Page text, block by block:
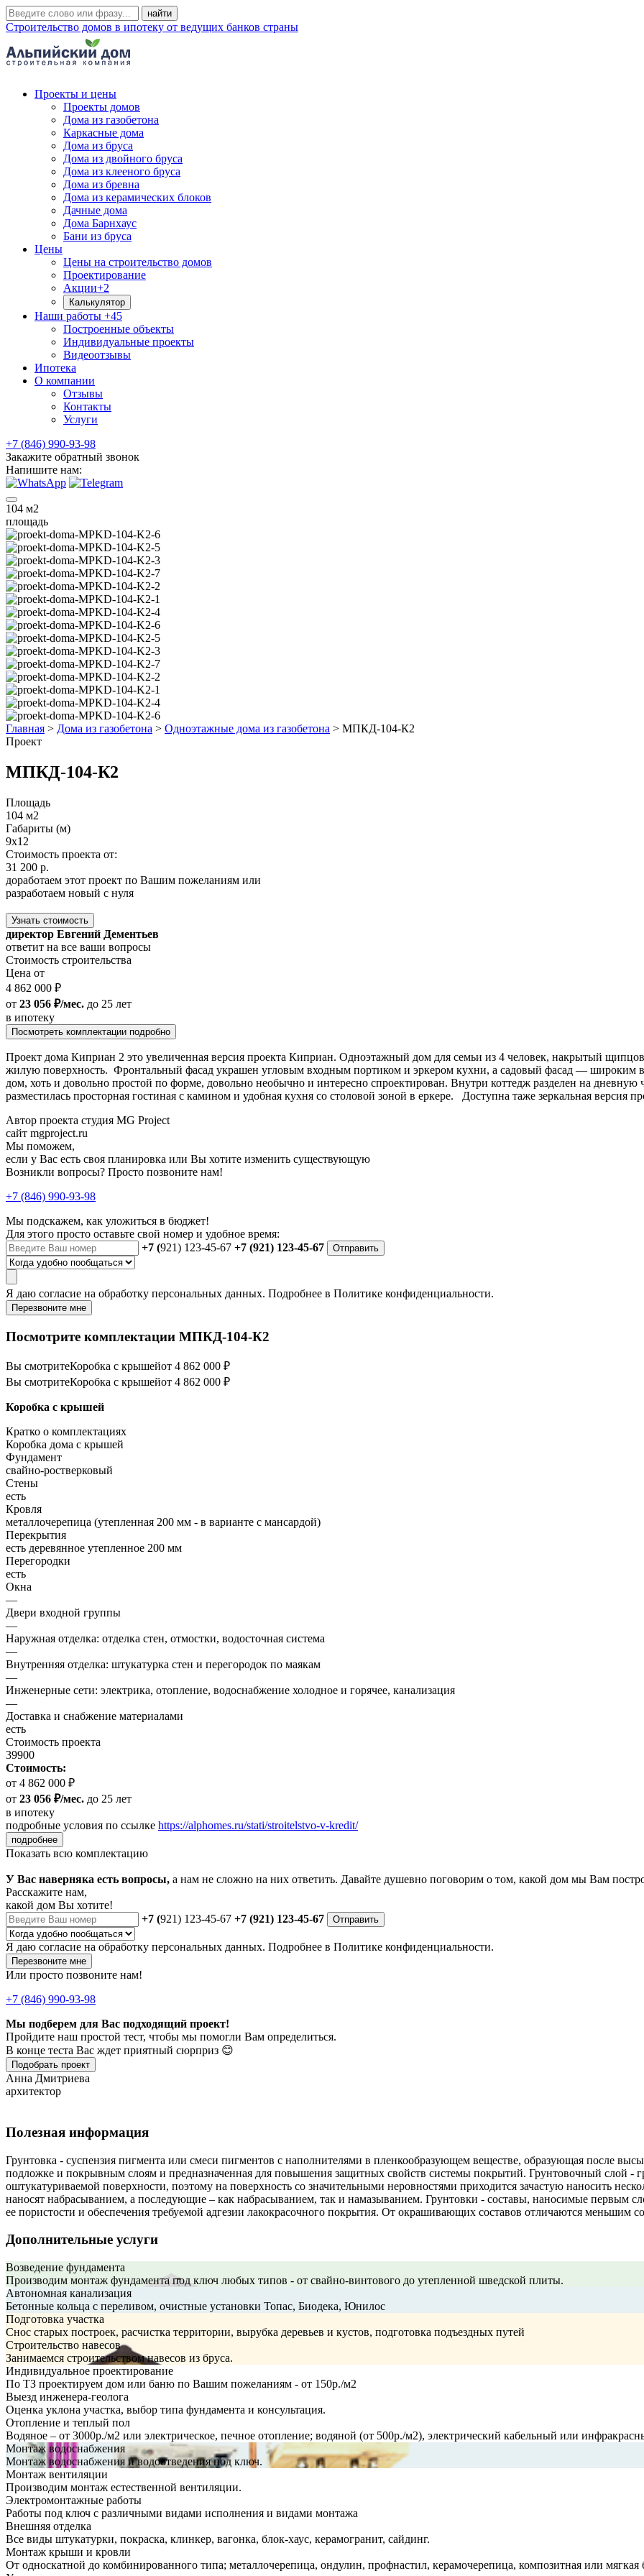
Строительство домов в ипотеку от ведущих банков страны
Проекты и цены
Проекты домов
Дома из газобетона
Каркасные дома
Дома из бруса
Дома из двойного бруса
Дома из клееного бруса
Дома из бревна
Дома из керамических блоков
Дачные дома
Дома Барнхаус
Бани из бруса
Цены
Цены на строительство домов
Проектирование
Акции+2
Калькулятор
Наши работы +45
Построенные объекты
Индивидуальные проекты
Видеоотзывы
Ипотека
О компании
Отзывы
Контакты
Услуги
+7 (846) 990-93-98
Закажите обратный звонок
Напишите нам:
104 м2
площадь
Главная > Дома из газобетона > Одноэтажные дома из газобетона > МПКД-104-К2
Проект
МПКД-104-К2
Площадь
104 м2
Габариты (м)
9x12
Стоимость проекта от:
31 200 р.
доработаем этот проект по Вашим пожеланиям или
разработаем новый с нуля
Узнать стоимость
директор Евгений Дементьев
ответит на все ваши вопросы
Стоимость строительства
Цена от
4 862 000 ₽
от 23 056 ₽/мес. до 25 лет
в ипотеку
Посмотреть комплектации подробно
Проект дома Киприан 2 это увеличенная версия проекта Киприан. Одноэтажный дом для семьи из 4 человек, накрытый
жилую поверхность. Фронтальный фасад украшен угловым входным портиком и эркером кухни, а садовый фасад — широким
дом, хоть и довольно простой по форме, довольно необычно и интересно спроектирован. Внутри коттедж разделен на
разместилась просторная гостиная с камином и удобная кухня со столовой зоной в еркере. Доступна таже зеркальная версия
Автор проекта студия MG Project
сайт mgproject.ru
Мы поможем,
если у Вас есть своя планировка или Вы хотите изменить существующую
Возникли вопросы? Просто позвоните нам!
+7 (846) 990-93-98
Мы подскажем, как уложиться в бюджет!
Для этого просто оставьте свой номер и удобное время:
+7 (921) 123-45-67 +7 (921) 123-45-67 Отправить
Я даю согласие на обработку персональных данных. Подробнее в Политике конфиденциальности.
Перезвоните мне
Посмотрите комплектации МПКД-104-К2
Вы смотритеКоробка с крышейот 4 862 000 ₽
Вы смотритеКоробка с крышейот 4 862 000 ₽
Коробка с крышей
Кратко о комплектациях
Коробка дома с крышей
Фундамент
свайно-ростверковый
Стены
есть
Кровля
металлочерепица (утепленная 200 мм - в варианте с мансардой)
Перекрытия
есть деревянное утепленное 200 мм
Перегородки
есть
Окна
—
Двери входной группы
—
Наружная отделка: отделка стен, отмостки, водосточная система
—
Внутренняя отделка: штукатурка стен и перегородок по маякам
—
Инженерные сети: электрика, отопление, водоснабжение холодное и горячее, канализация
—
Доставка и снабжение материалами
есть
Стоимость проекта
39900
Стоимость:
от 4 862 000 ₽
от 23 056 ₽/мес. до 25 лет
в ипотеку
подробные условия по ссылке https://alphomes.ru/stati/stroitelstvo-v-kredit/
подробнее
Показать всю комплектацию
У Вас наверняка есть вопросы, а нам не сложно на них ответить. Давайте душевно поговорим о том, какой дом мы Вам
Расскажите нам,
какой дом Вы хотите!
+7 (921) 123-45-67 +7 (921) 123-45-67 Отправить
Я даю согласие на обработку персональных данных. Подробнее в Политике конфиденциальности.
Перезвоните мне
Или просто позвоните нам!
+7 (846) 990-93-98
Мы подберем для Вас подходящий проект!
Пройдите наш простой тест, чтобы мы помогли Вам определиться.
В конце теста Вас ждет приятный сюрприз 😊
Подобрать проект
Анна Дмитриева
архитектор
Полезная информация
Грунтовка - суспензия пигмента или смеси пигментов с наполнителями в пленкообразующем веществе, образующая после
подложке и покрывным слоям и предназначенная для повышения защитных свойств системы покрытий. Грунтовочный слой -
оштукатуриваемой поверхности, поэтому на поверхность со значительными неровностями приходится зачастую наносить
наносят набрасыванием, а последующие – как набрасыванием, так и намазыванием. Грунтовки - составы, наносимые первым
ее пористости и обеспечения требуемой адгезии лакокрасочного покрытия. От окрашивающих составов отличаются меньшим
Дополнительные услуги
Возведение фундамента
Производим монтаж фундамента под ключ любых типов - от свайно-винтового до утепленной шведской плиты.
Автономная канализация
Бетонные кольца с переливом, очистные установки Топас, Биодека, Юнилос
Подготовка участка
Снос старых построек, расчистка территории, вырубка деревьев и кустов, подготовка подъездных путей
Строительство навесов
Занимаемся строительством навесов из бруса.
Индивидуальное проектирование
По ТЗ проектируем дом или баню по Вашим пожеланиям - от 150р./м2
Выезд инженера-геолога
Оценка уклона участка, выбор типа фундамента и консультация.
Отопление и теплый пол
Водяное – от 3000р./м2 или электрическое, печное отопление; водяной (от 500р./м2), электрический кабельный или
Монтаж водоснабжения
Монтаж водоснабжения и водоотведения под ключ.
Монтаж вентиляции
Производим монтаж естественной вентиляции.
Электромонтажные работы
Работы под ключ с различными видами исполнения и видами монтажа
Внешняя отделка
Все виды штукатурки, покраска, клинкер, вагонка, блок-хаус, керамогранит, сайдинг.
Монтаж крыши и кровли
От односкатной до комбинированного типа; металлочерепица, ондулин, профнастил, керамочерепица, композитная или мягкая